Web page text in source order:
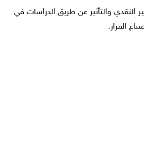
النقدي والتأثير عن طريق الدراسات في
القرار.